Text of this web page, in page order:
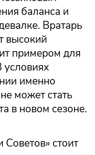
баланса и
Вратарь
высокий
примером для
именно
может стать
в новом сезоне.
стоит